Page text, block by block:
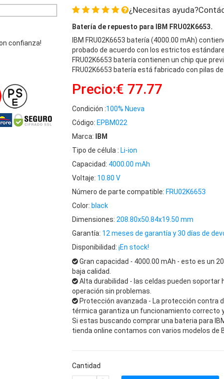
confianza!
¿Necesitas
Batería de repuesto para IBM FRU02K6653.
IBM FRU02K6653 batería (4000.00 mAh)
probado de acuerdo con los estrictos
FRU02K6653 batería contienen un chip que
FRU02K6653 batería está fabricado con pilas
Precio:€ 77.77
Condición :100% Nueva
Código: EPBM022
Marca:
IBM
Tipo de célula : Li-ion
Capacidad: 4000.00 mAh
Voltaje: 10.80 V
Número de parte compatible: FRU02K6653
Color: black
Dimensiones: 208.80x50.84x19.50 mm
Garantía: 12 meses de garantía y 30 días de
Disponibilidad: ¡En stock!
Gran capacidad - 4000.00 mAh - esto es un
baja calidad.
Alta durabilidad - las celdas pueden soportar
operación sin problemas.
Protección avanzada - La protección contra
térmica garantiza un funcionamiento correcto
Si estas buscando comprar una bateria para
tienda online contamos con varios modelos
Cantidad